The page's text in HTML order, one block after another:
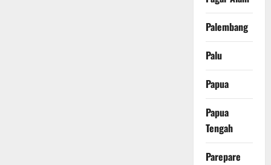
Palembang
Palu
Papua
Papua
Tengah
Parepare